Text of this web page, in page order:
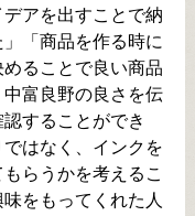
デアを出すことで納
「商品を作る時に
ることで良い商品
富良野の良さを伝
することができ
はなく、インクを
らうかを考えるこ
をもってくれた人